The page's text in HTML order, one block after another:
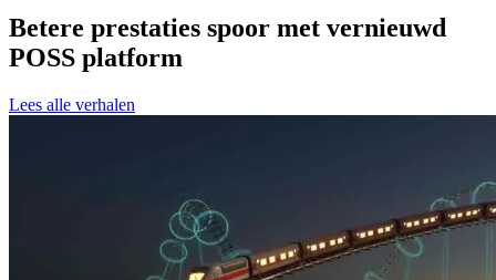
Betere prestaties spoor met vernieuwd
POSS platform
Lees alle verhalen